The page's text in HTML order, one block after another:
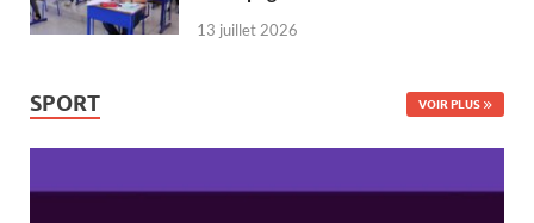
13 juillet 2026
SPORT VOIR PLUS